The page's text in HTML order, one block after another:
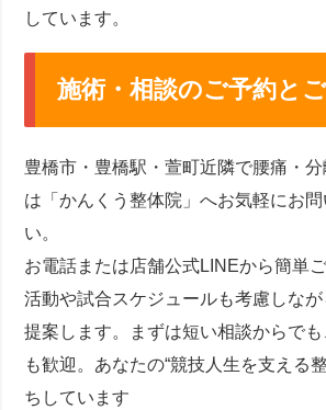
しています。
施術・相談のご予約と
豊橋市・豊橋駅・萱町近隣で腰痛・
は「かんくう整体院」へお気軽にお
い。
お電話または店舗公式LINEから簡単
活動や試合スケジュールも考慮しな
提案します。まずは短い相談からで
も歓迎。あなたの“競技人生を支える
ちしています